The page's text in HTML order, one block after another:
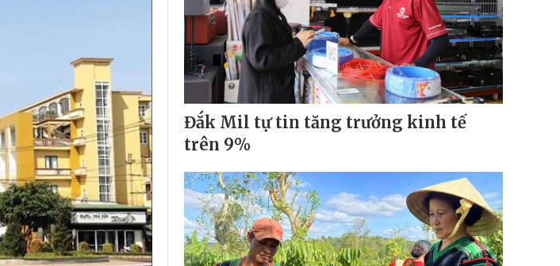
Đắk Mil tự tin tăng trưởng kinh tế
trên 9%